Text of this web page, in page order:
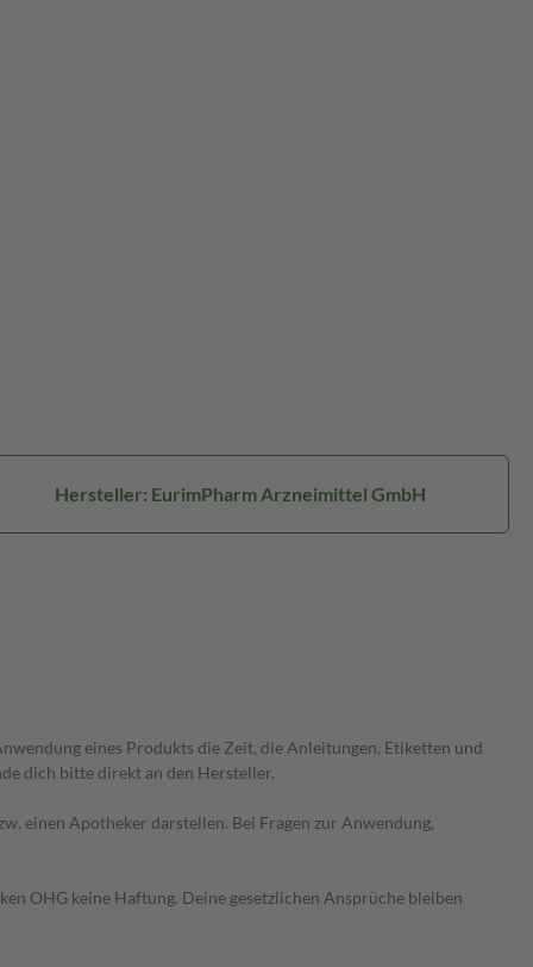
Hersteller: EurimPharm Arzneimittel GmbH
eines Produkts die Zeit, die Anleitungen, Etiketten und
dich bitte direkt an den Hersteller.
einen Apotheker darstellen. Bei Fragen zur Anwendung,
OHG keine Haftung. Deine gesetzlichen Ansprüche bleiben